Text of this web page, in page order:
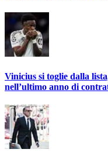
Vinicius si toglie dalla
nell’ultimo anno di